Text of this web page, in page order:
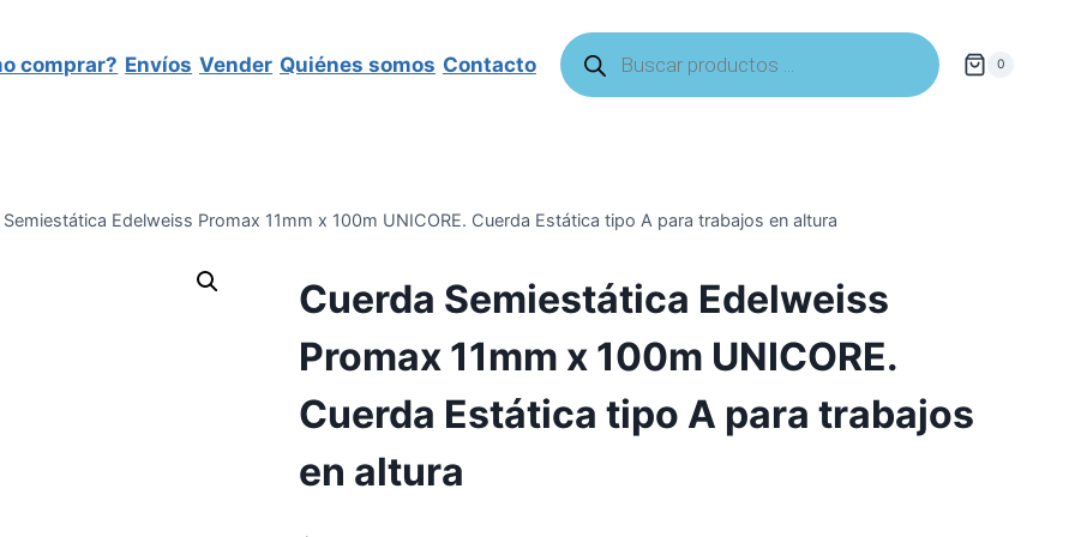
comprar? Envíos Vender Quiénes somos Contacto
Búsqueda
de
productos
0
Semiestática Edelweiss Promax 11mm x 100m UNICORE. Cuerda Estática tipo A para trabajos en altura
Cuerda Semiestática Edelweiss
Promax 11mm x 100m UNICORE.
Cuerda Estática tipo A para trabajos
en altura